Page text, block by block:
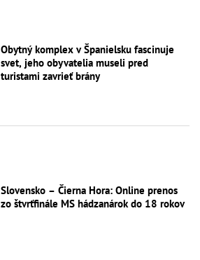
Obytný komplex v Španielsku fascinuje
svet, jeho obyvatelia museli pred
turistami zavrieť brány
Slovensko – Čierna Hora: Online prenos
zo štvrťfinále MS hádzanárok do 18 rokov